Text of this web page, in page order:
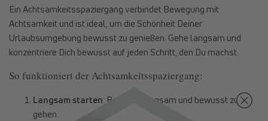
Ein Achtsamkeitsspaziergang verbindet Bewegung mit
Achtsamkeit und ist ideal, um die Schönheit Deiner
Urlaubsumgebung bewusst zu genießen. Gehe langsam und
konzentriere Dich bewusst auf jeden Schritt, den Du machst.
So funktioniert der Achtsamkeitsspaziergang:
Langsam starten: Beginne, langsam und bewusst zu
gehen.